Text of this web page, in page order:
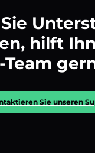
hilft
Team
Sie unseren